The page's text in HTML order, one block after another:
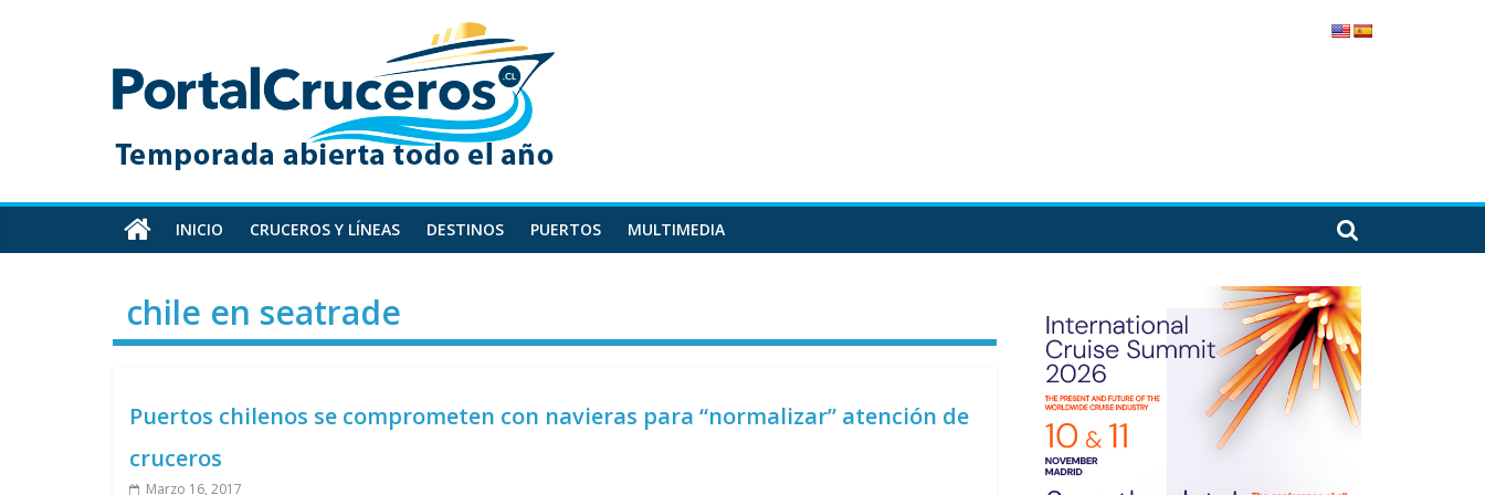
PortalCruceros
Toda
información
cruceros
en
un
sitio
INICIO CRUCEROS Y LÍNEAS DESTINOS PUERTOS MULTIMEDIA
chile en seatrade
Puertos chilenos se comprometen con navieras para “normalizar” atención de
cruceros
Marzo 16, 2017